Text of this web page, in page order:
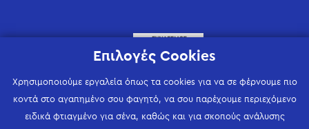
Επιλογές Cookies
Χρησιμοποιούμε εργαλεία όπως τα cookies για να σε φέρνουμε πιο
κοντά στο αγαπημένο σου φαγητό, να σου παρέχουμε περιεχόμενο
ειδικά φτιαγμένο για σένα, καθώς και για σκοπούς ανάλυσης